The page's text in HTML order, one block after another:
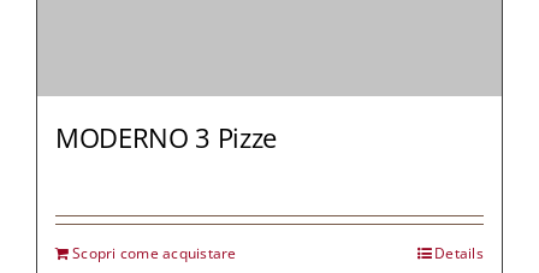
MODERNO 3 Pizze
Scopri come acquistare Details